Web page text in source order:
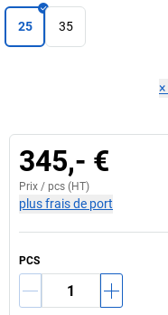
25 35
×
345,- €
Prix / pcs (HT)
plus frais de port
PCS